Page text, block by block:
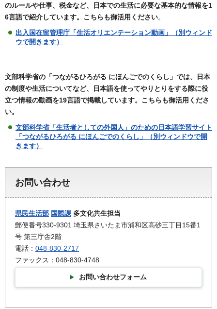
のルールや仕事、税金など、日本での生活に必要な基本的な情報を1
6言語で紹介しています。こちらも御活用ください。
出入国在留管理庁「生活オリエンテーション動画」（別ウィンド
ウで開きます）
文部科学省の「つながるひろがる にほんごでのくらし」では、日本
の制度や生活についてなど、日本語を使ってやりとりをする際に役
立つ情報の動画を19言語で掲載しています。こちらも御活用くださ
い。
文部科学省「生活者としての外国人」のための日本語学習サイト
「つながるひろがる にほんごでのくらし」（別ウィンドウで開
きます）
お問い合わせ
県民生活部 国際課 多文化共生担当
郵便番号330-9301 埼玉県さいたま市浦和区高砂三丁目15番1
号 第三庁舎2階
電話： 048-830-2717
ファックス：048-830-4748
お問い合わせフォーム